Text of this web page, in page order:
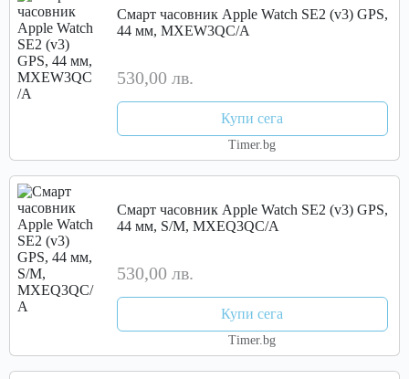
Смарт часовник Apple Watch SE2 (v3) GPS,
44 мм, MXEW3QC/A
530,00 лв.
Купи сега
Timer.bg
Смарт часовник Apple Watch SE2 (v3) GPS,
44 мм, S/M, MXEQ3QC/A
530,00 лв.
Купи сега
Timer.bg